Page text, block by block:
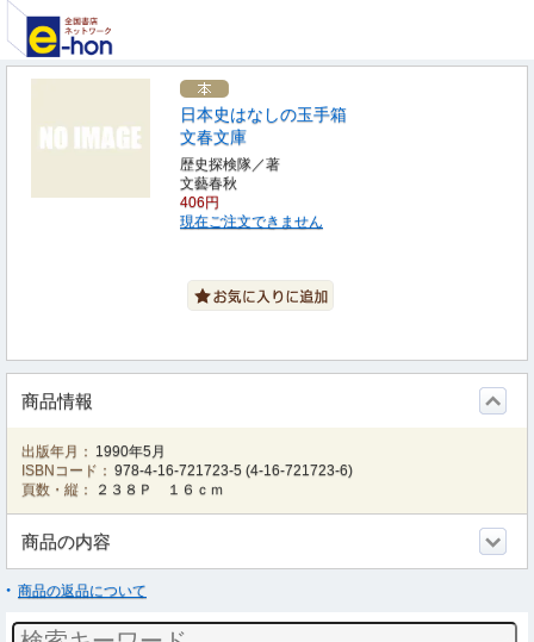
日本史はなしの玉手箱
文春文庫
歴史探検隊／著
文藝春秋
406円
現在ご注文できません
商品情報
出版年月： 1990年5月
ISBNコード： 978-4-16-721723-5 (4-16-721723-6)
頁数・縦：
２３８Ｐ １６ｃｍ
商品の内容
商品の返品について